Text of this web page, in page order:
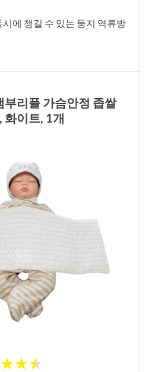
에 챙길 수 있는 둥지 역류방
부리플 가슴안정 좁쌀
화이트, 1개
★★★
★★★